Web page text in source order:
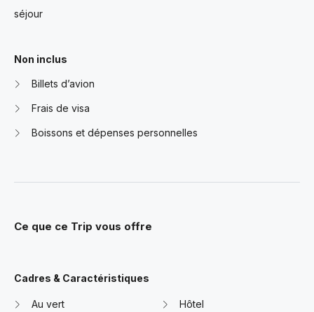
séjour
Non inclus
Billets d’avion
Frais de visa
Boissons et dépenses personnelles
Ce que ce Trip vous offre
Cadres & Caractéristiques
Au vert Hôtel